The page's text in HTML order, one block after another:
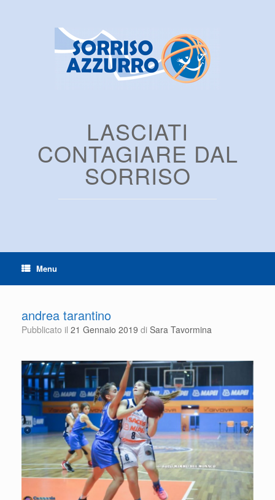
LASCIATI
CONTAGIARE DAL
SORRISO
Menu
andrea tarantino
Pubblicato il 21 Gennaio 2019 di Sara Tavormina